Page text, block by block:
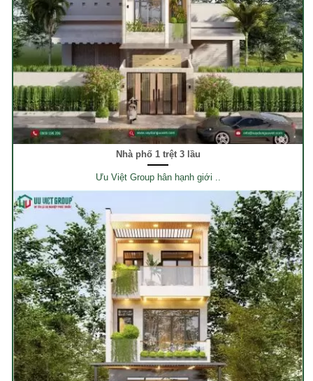
Nhà phố 1 trệt 3 lầu
Ưu Việt Group hân hạnh giới ..